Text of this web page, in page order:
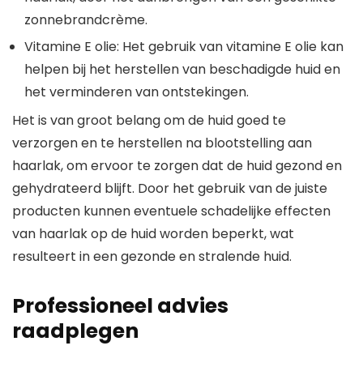
zonnebrandcrème.
Vitamine E olie: Het gebruik van vitamine E olie kan
helpen bij het herstellen van beschadigde huid en
het verminderen van ontstekingen.
Het is van groot belang om de huid goed te
verzorgen en te herstellen na blootstelling aan
haarlak, om ervoor te zorgen dat de huid gezond en
gehydrateerd blijft. Door het gebruik van de juiste
producten kunnen eventuele schadelijke effecten
van haarlak op de huid worden beperkt, wat
resulteert in een gezonde en stralende huid.
Professioneel advies
raadplegen